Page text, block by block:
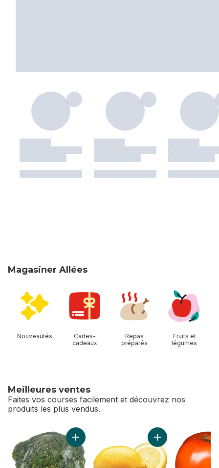
Magasiner Allées
Nouveautés
Cartes-
cadeaux
Repas
préparés
Fruits et
légumes
Meilleures ventes
Faites vos courses facilement et découvrez nos
produits les plus vendus.
sauter Meilleures ventes
Ajouter Couronne de brocoli au panier
Ajouter Citrons au